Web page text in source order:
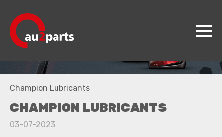
au2parts
Produkter
Videncenter
Champion Lubricants
CHAMPION LUBRICANTS
03-07-2023